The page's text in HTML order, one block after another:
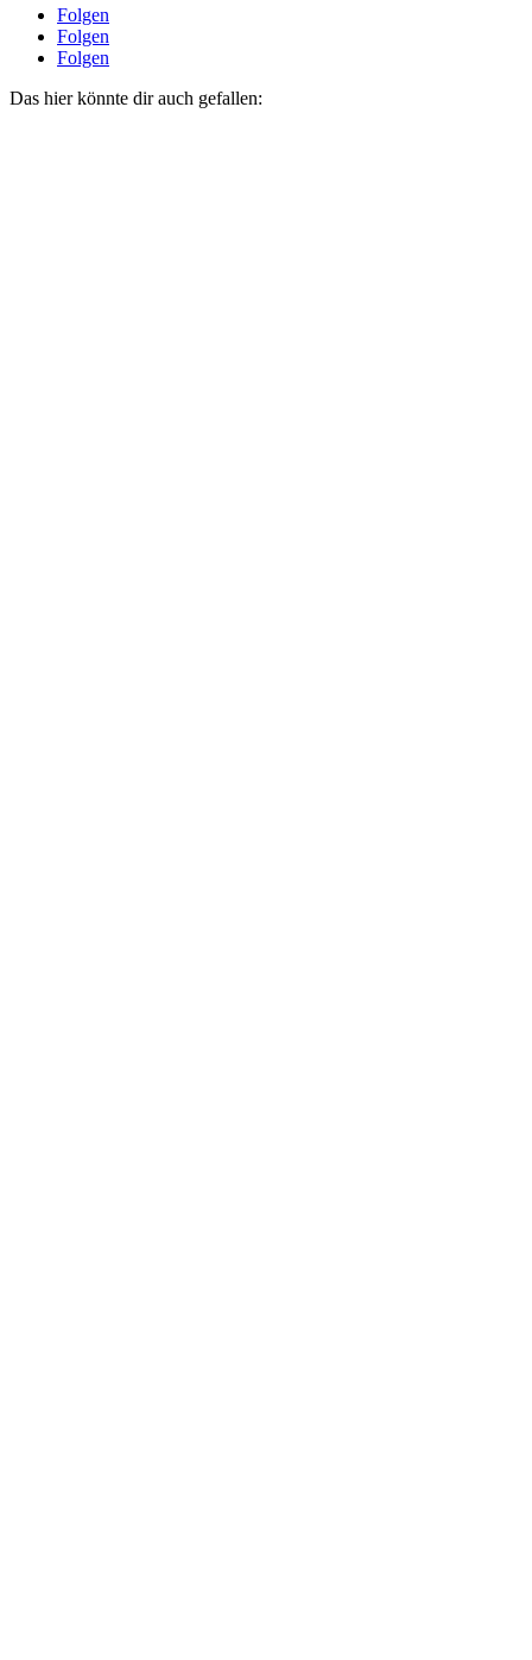
Folgen
Folgen
Folgen
Das hier könnte dir auch gefallen: